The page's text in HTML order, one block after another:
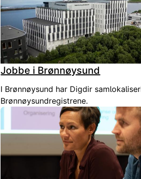
Jobbe i Brønnøysund
I Brønnøysund har Digdir
Brønnøysundregistrene.